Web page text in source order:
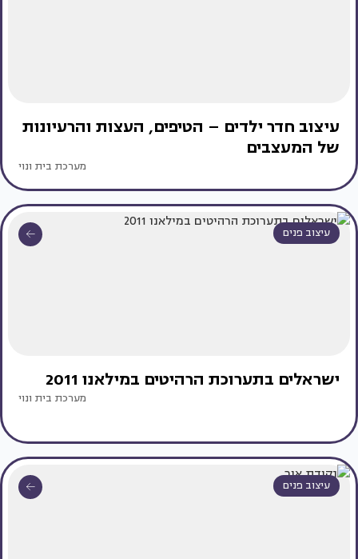
עיצוב חדר ילדים – הטיפים, העצות והרעיונות
של המעצבים
מערכת בית ונוי
עיצוב פנים
ישראלים בתערוכת הרהיטים במילאנו 2011
מערכת בית ונוי
עיצוב פנים